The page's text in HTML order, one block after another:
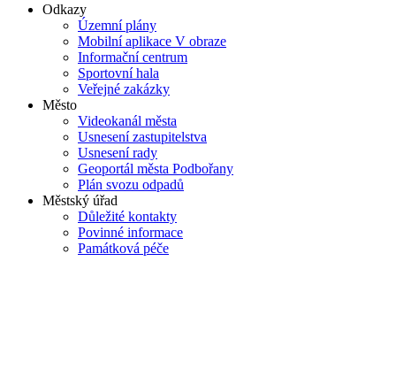
Odkazy
Územní plány
Mobilní aplikace V obraze
Informační centrum
Sportovní hala
Veřejné zakázky
Město
Videokanál města
Usnesení zastupitelstva
Usnesení rady
Geoportál města Podbořany
Plán svozu odpadů
Městský úřad
Důležité kontakty
Povinné informace
Památková péče